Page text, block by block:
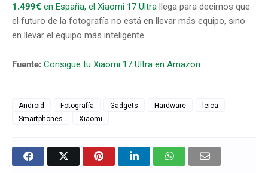
1.499€ en España, el Xiaomi 17 Ultra llega para decirnos que
el futuro de la fotografía no está en llevar más equipo, sino
en llevar el equipo más inteligente.
Fuente: Consigue tu Xiaomi 17 Ultra en Amazon
Android Fotografía Gadgets Hardware
leica
Smartphones
Xiaomi